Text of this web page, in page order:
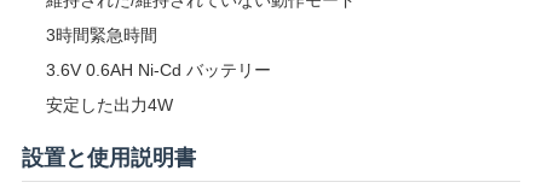
3時間緊急時間
3.6V 0.6AH Ni-Cd バッテリー
安定した出力4W
設置と使用説明書